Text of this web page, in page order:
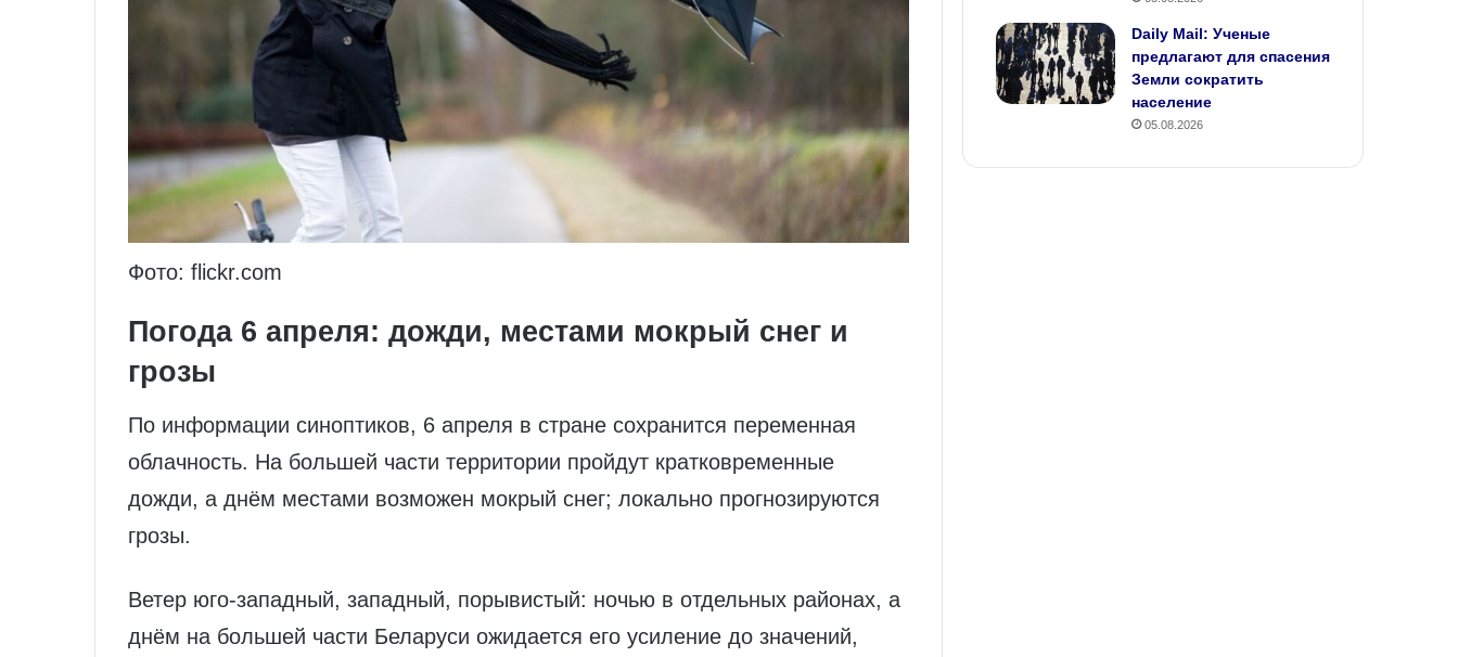
Фото: flickr.com
Погода 6 апреля: дожди, местами мокрый снег и
грозы
По информации синоптиков, 6 апреля в стране сохранится переменная
облачность. На большей части территории пройдут кратковременные
дожди, а днём местами возможен мокрый снег; локально прогнозируются
грозы.
Ветер юго‑западный, западный, порывистый: ночью в отдельных районах, а
днём на большей части Беларуси ожидается его усиление до значений,
Daily Mail: Ученые
предлагают для спасения
Земли сократить
население
05.08.2026